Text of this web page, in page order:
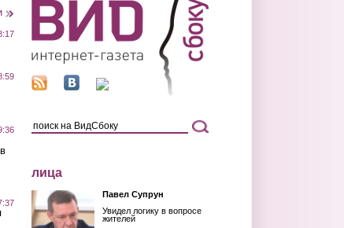
лица
Павел Супрун
Увидел логику в вопросе
жителей